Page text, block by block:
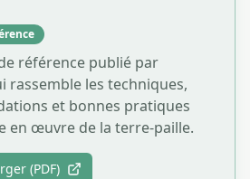
référence publié par
rassemble les techniques,
et bonnes pratiques
en œuvre de la terre-paille.
(PDF)